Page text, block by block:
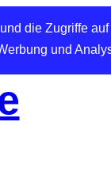
die Zugriffe
und